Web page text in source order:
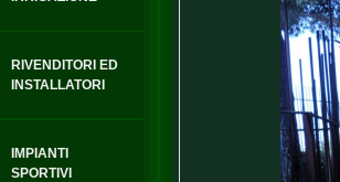
RIVENDITORI ED
INSTALLATORI
IMPIANTI
SPORTIVI